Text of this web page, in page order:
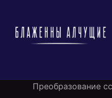
Преобразование